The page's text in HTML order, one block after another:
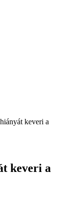
keveri a
keveri a